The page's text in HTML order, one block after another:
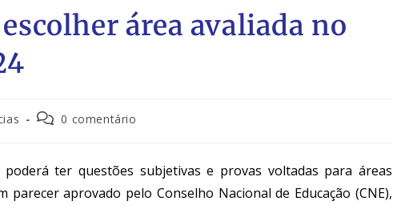
área avaliada no
0 comentário
ter questões subjetivas e provas voltadas para áreas
parecer aprovado pelo Conselho Nacional de Educação (CNE),